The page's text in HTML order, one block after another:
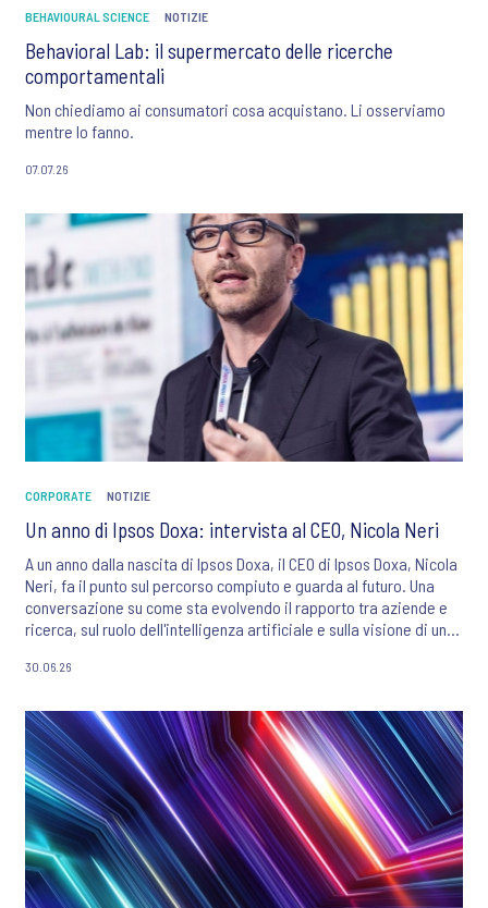
BEHAVIOURAL SCIENCE NOTIZIE
Behavioral Lab: il supermercato delle ricerche
comportamentali
Non chiediamo ai consumatori cosa acquistano. Li osserviamo
mentre lo fanno.
07.07.26
CORPORATE NOTIZIE
Un anno di Ipsos Doxa: intervista al CEO, Nicola Neri
A un anno dalla nascita di Ipsos Doxa, il CEO di Ipsos Doxa, Nicola
Neri, fa il punto sul percorso compiuto e guarda al futuro. Una
conversazione su come sta evolvendo il rapporto tra aziende e
ricerca, sul ruolo dell'intelligenza artificiale e sulla visione di una
sempre più dialogare per generare valore.
30.06.26